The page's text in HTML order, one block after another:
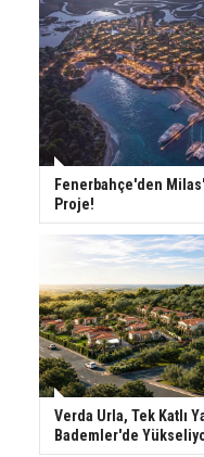
Fenerbahçe'den
Proje!
Verda Urla, Tek Katlı
Bademler'de